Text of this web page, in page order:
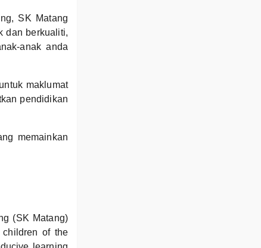
SK Matang
dan berkualiti,
anak anda
maklumat
pendidikan
memainkan
(SK Matang)
of the